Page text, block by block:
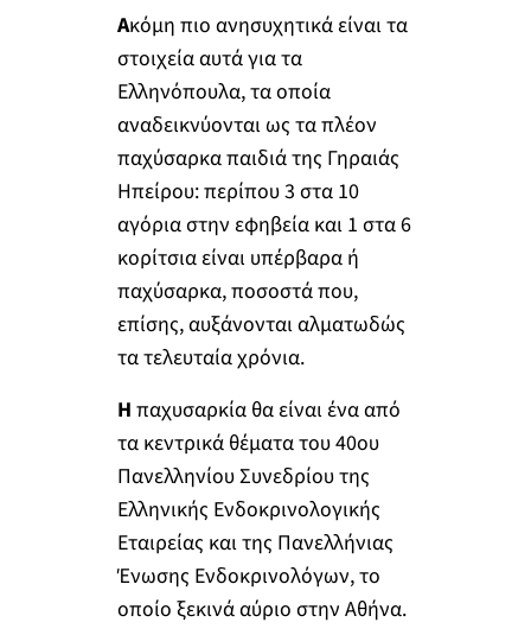
Ακόμη πιο ανησυχητικά είναι τα
στοιχεία αυτά για τα
Ελληνόπουλα, τα οποία
αναδεικνύονται ως τα πλέον
παχύσαρκα παιδιά της Γηραιάς
Ηπείρου: περίπου 3 στα 10
αγόρια στην εφηβεία και 1 στα 6
κορίτσια είναι υπέρβαρα ή
παχύσαρκα, ποσοστά που,
επίσης, αυξάνονται αλματωδώς
τα τελευταία χρόνια.
H παχυσαρκία θα είναι ένα από
τα κεντρικά θέματα του 40ου
Πανελληνίου Συνεδρίου της
Ελληνικής Ενδοκρινολογικής
Εταιρείας και της Πανελλήνιας
Ένωσης Ενδοκρινολόγων, το
οποίο ξεκινά αύριο στην Αθήνα.